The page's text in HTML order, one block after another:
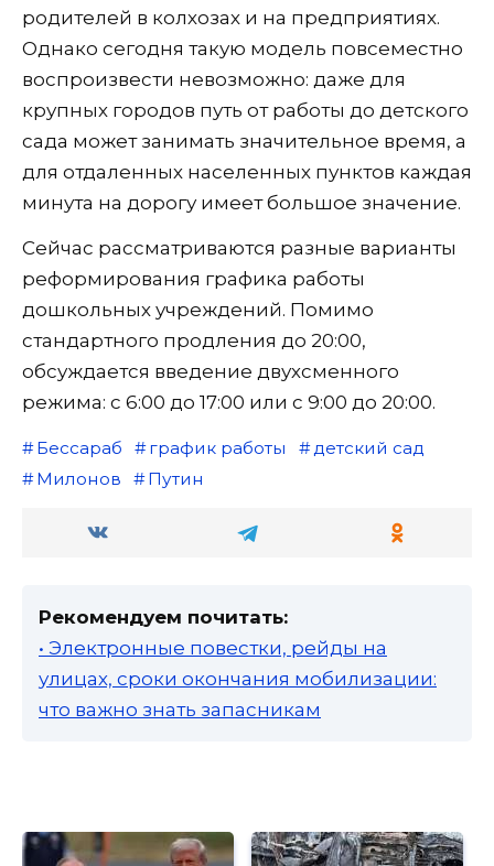
родителей в колхозах и на предприятиях.
Однако сегодня такую модель повсеместно
воспроизвести невозможно: даже для
крупных городов путь от работы до детского
сада может занимать значительное время, а
для отдаленных населенных пунктов каждая
минута на дорогу имеет большое значение.
Сейчас рассматриваются разные варианты
реформирования графика работы
дошкольных учреждений. Помимо
стандартного продления до 20:00,
обсуждается введение двухсменного
режима: с 6:00 до 17:00 или с 9:00 до 20:00.
Бессараб график работы
детский сад
Милонов
Путин
Рекомендуем почитать:
• Электронные повестки, рейды на
улицах, сроки окончания мобилизации:
что важно знать запасникам